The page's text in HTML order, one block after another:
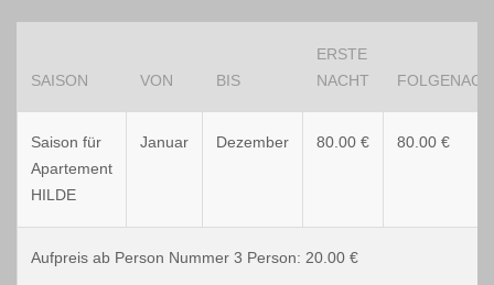
SAISON VON BIS
ERSTE
NACHT
Saison für
Apartement
HILDE
Januar Dezember 80.00 € 80.00 €
Aufpreis ab Person Nummer 3 Person: 20.00 €